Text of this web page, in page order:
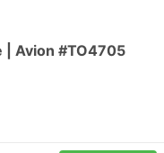
| Avion #TO4705